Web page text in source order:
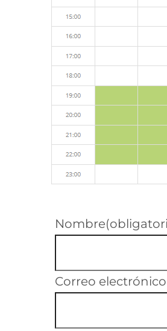
Nombre
Correo electrónico